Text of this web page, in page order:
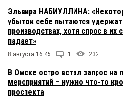
Эльвира НАБИУЛЛИНА:
убыток себе пытаются
производствах, хотя спрос в их
падает»
8 августа 16:45 1 232
В Омске остро встал запрос на
мероприятий – нужно что-то
проспекта